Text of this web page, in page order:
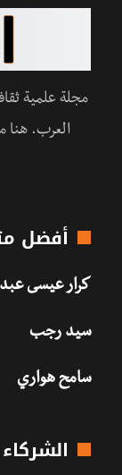
مجلة علمية
العرب. هنا
أفضل
كرار عيسى
سيد رجب
سامح هواري
الشركاء